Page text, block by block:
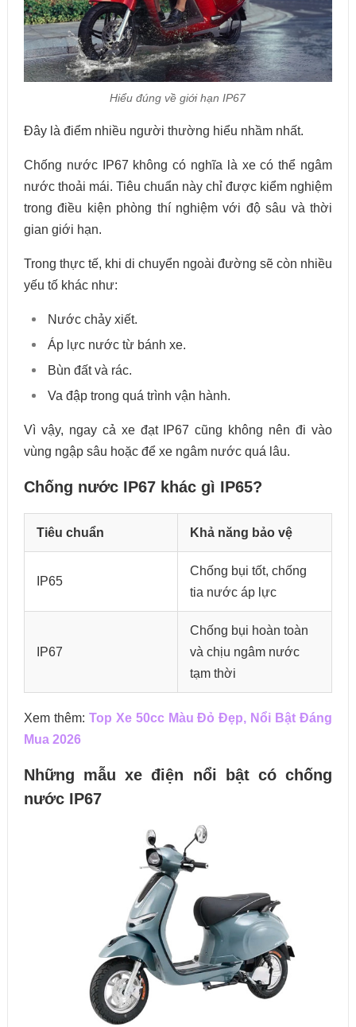
Hiểu đúng về giới hạn IP67
Đây là điểm nhiều người thường hiểu nhầm nhất.
Chống nước IP67 không có nghĩa là xe có thể ngâm
nước thoải mái. Tiêu chuẩn này chỉ được kiểm nghiệm
trong điều kiện phòng thí nghiệm với độ sâu và thời
gian giới hạn.
Trong thực tế, khi di chuyển ngoài đường sẽ còn nhiều
yếu tố khác như:
Nước chảy xiết.
Áp lực nước từ bánh xe.
Bùn đất và rác.
Va đập trong quá trình vận hành.
Vì vậy, ngay cả xe đạt IP67 cũng không nên đi vào
vùng ngập sâu hoặc để xe ngâm nước quá lâu.
Chống nước IP67 khác gì IP65?
Tiêu chuẩn Khả năng bảo vệ
IP65
Chống bụi tốt, chống
tia nước áp lực
IP67
Chống bụi hoàn toàn
và chịu ngâm nước
tạm thời
Xem thêm: Top Xe 50cc Màu Đỏ Đẹp, Nổi Bật Đáng
Mua 2026
Những mẫu xe điện nổi bật có chống
nước IP67